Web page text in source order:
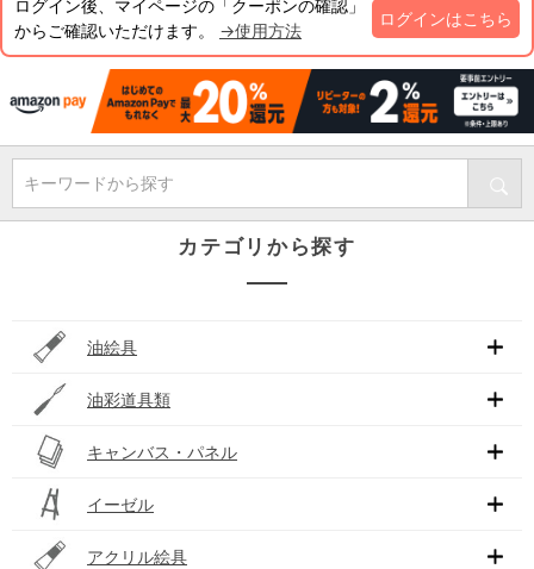
ログイン後、マイページの「クーポンの確認」
からご確認いただけます。 →使用方法
ログインはこちら
キーワードから探す
カテゴリから探す
油絵具
油彩道具類
キャンバス・パネル
イーゼル
アクリル絵具